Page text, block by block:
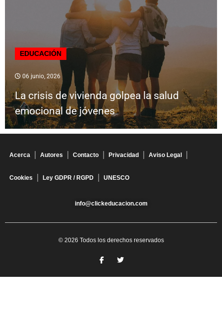
EDUCACIÓN
06 junio, 2026
La crisis de vivienda golpea la salud
emocional de jóvenes
Acerca Autores Contacto Privacidad Aviso Legal
Cookies Ley GDPR / RGPD UNESCO
info@clickeducacion.com
© 2026 Todos los derechos reservados